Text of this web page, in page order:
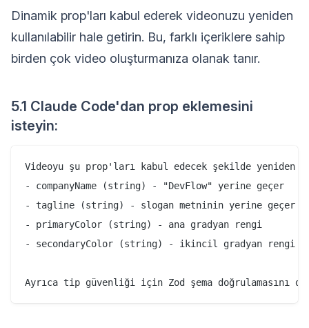
Dinamik prop'ları kabul ederek videonuzu yeniden
kullanılabilir hale getirin. Bu, farklı içeriklere sahip
birden çok video oluşturmanıza olanak tanır.
5.1 Claude Code'dan prop eklemesini
isteyin:
Videoyu şu prop'ları kabul edecek şekilde yeniden
- companyName (string) - "DevFlow" yerine geçer
- tagline (string) - slogan metninin yerine geçer
- primaryColor (string) - ana gradyan rengi
- secondaryColor (string) - ikincil gradyan rengi